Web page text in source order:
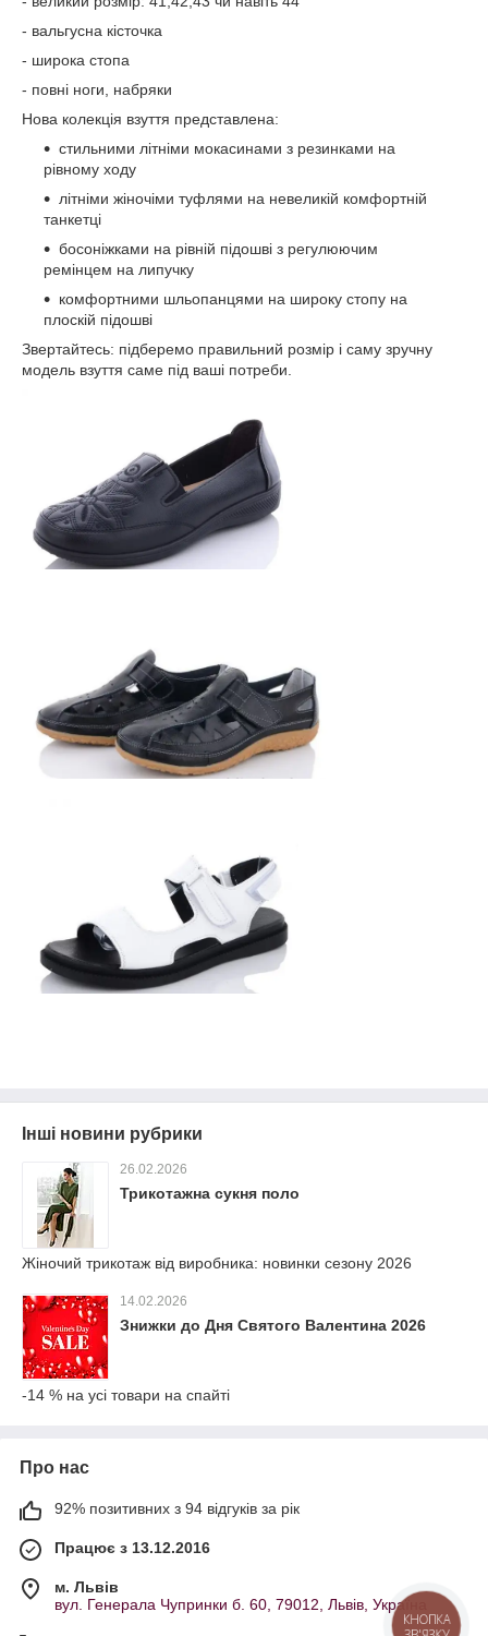
- вальгусна кісточка
- широка стопа
- повні ноги, набряки
Нова колекція взуття представлена:
стильними літніми мокасинами з резинками на
рівному ходу
літніми жіночіми туфлями на невеликій комфортній
танкетці
босоніжками на рівній підошві з регулюючим
ремінцем на липучку
комфортними шльопанцями на широку стопу на
плоскій підошві
Звертайтесь: підберемо правильний розмір і саму зручну
модель взуття саме під ваші потреби.
Інші новини рубрики
26.02.2026
Трикотажна сукня поло
Жіночий трикотаж від виробника: новинки сезону 2026
14.02.2026
Знижки до Дня Святого Валентина 2026
-14 % на усі товари на спайті
Про нас
92% позитивних з 94 відгуків за рік
Працює з 13.12.2016
м. Львів
вул. Генерала Чупринки б. 60, 79012, Львів, Україна
КНОПКА